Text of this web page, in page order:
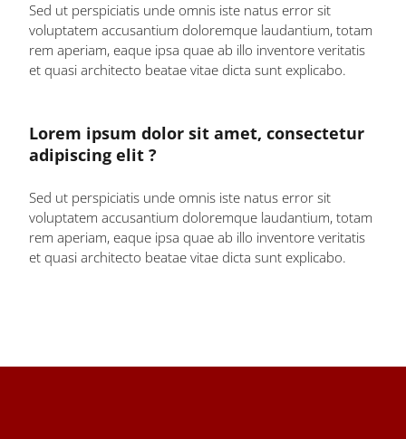
Sed ut perspiciatis unde omnis iste natus error sit
voluptatem accusantium doloremque laudantium, totam
rem aperiam, eaque ipsa quae ab illo inventore veritatis
et quasi architecto beatae vitae dicta sunt explicabo.
Lorem ipsum dolor sit amet, consectetur
adipiscing elit ?
Sed ut perspiciatis unde omnis iste natus error sit
voluptatem accusantium doloremque laudantium, totam
rem aperiam, eaque ipsa quae ab illo inventore veritatis
et quasi architecto beatae vitae dicta sunt explicabo.